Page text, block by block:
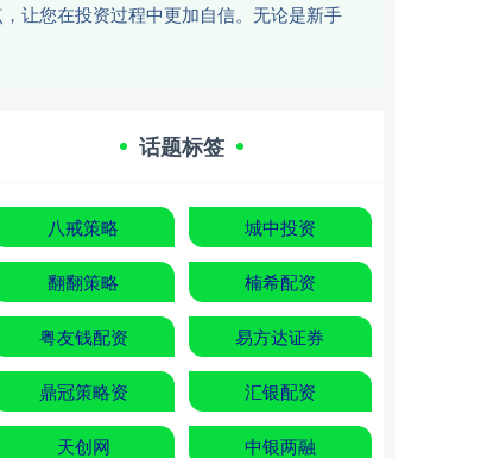
让您在投资过程中更加自信。无论是新手
话题标签
八戒策略 城中投资
翻翻策略 楠希配资
粤友钱配资 易方达证券
鼎冠策略资 汇银配资
天创网 中银两融